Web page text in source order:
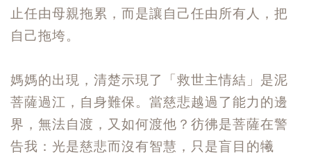
止任由母親拖累，而是讓自己任由所有人，把
自己拖垮。
媽媽的出現，清楚示現了「救世主情結」是泥
菩薩過江，自身難保。當慈悲越過了能力的邊
界，無法自渡，又如何渡他？彷彿是菩薩在警
告我：光是慈悲而沒有智慧，只是盲目的犧